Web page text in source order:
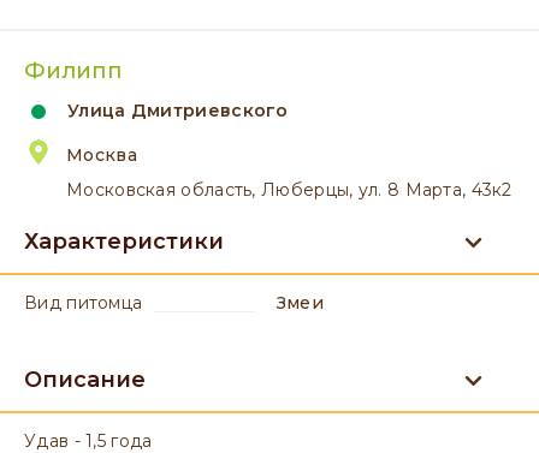
Филипп
Улица Дмитриевского
Москва
Московская область, Люберцы, ул. 8 Марта, 43к2
Характеристики
вид питомца Змеи
Описание
Удав - 1,5 года